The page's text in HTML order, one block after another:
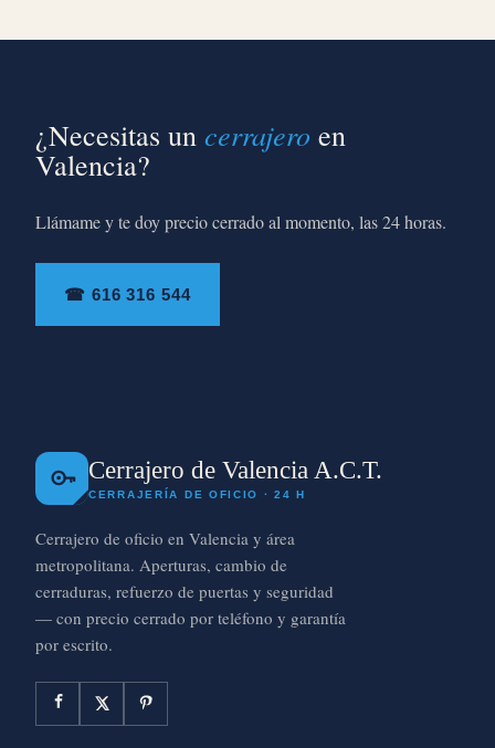
¿Necesitas un cerrajero en
Valencia?
Llámame y te doy precio cerrado al momento, las 24 horas.
☎ 616 316 544
Cerrajero de Valencia A.C.T.
CERRAJERÍA DE OFICIO · 24 H
Cerrajero de oficio en Valencia y área
metropolitana. Aperturas, cambio de
cerraduras, refuerzo de puertas y seguridad
— con precio cerrado por teléfono y garantía
por escrito.